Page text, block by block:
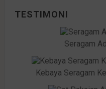
TESTIMONI
Seragam
Kebaya Seragam